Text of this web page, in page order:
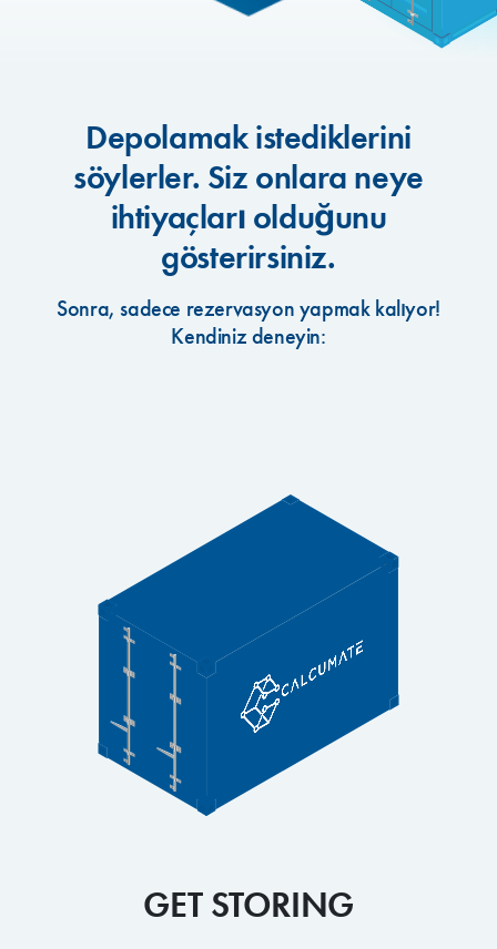
Depolamak istediklerini
söylerler. Siz onlara neye
ihtiyaçları olduğunu
gösterirsiniz.
Sonra, sadece rezervasyon yapmak kalıyor!
Kendiniz deneyin:
GET STORING